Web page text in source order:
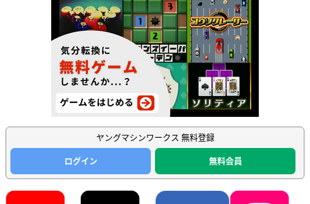
ヤングマシンワークス 無料登録
ログイン
無料会員